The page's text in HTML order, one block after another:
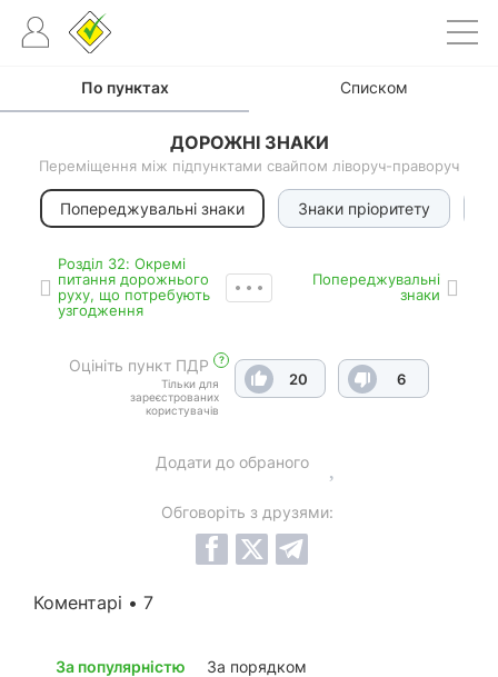
По пунктах Списком
ДОРОЖНІ ЗНАКИ
Переміщення між підпунктами свайпом ліворуч-праворуч
Попереджувальні знаки Знаки пріоритету
Роздiл 32: Окремі
питання дорожнього
руху, що потребують
узгодження
Попереджувальні
знаки
Оцініть пункт ПДР ?
Тільки для
зареєстрованих
користувачів
20 6
Додати до обраного
Обговоріть з друзями:
Коментарі • 7
За популярністю За порядком